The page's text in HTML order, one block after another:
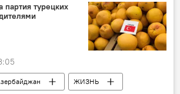
партия турецких
ЖИЗНЬ